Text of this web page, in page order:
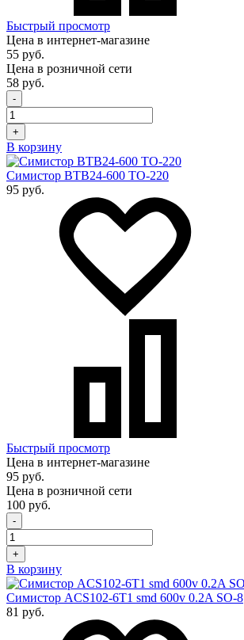
Быстрый просмотр
Цена в интернет-магазине
55 руб.
Цена в розничной сети
58 руб.
-
+
В корзину
Симистор BTB24-600 TO-220
95 руб.
Быстрый просмотр
Цена в интернет-магазине
95 руб.
Цена в розничной сети
100 руб.
-
+
В корзину
Симистор ACS102-6T1 smd 600v 0.2A SO-8
81 руб.